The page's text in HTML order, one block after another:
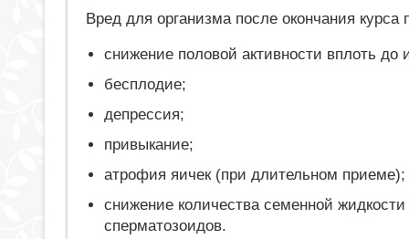
Вред для организма после окончания
снижение половой активности вплоть до
бесплодие;
депрессия;
привыкание;
атрофия яичек (при длительном приеме);
снижение количества семенной
сперматозоидов.